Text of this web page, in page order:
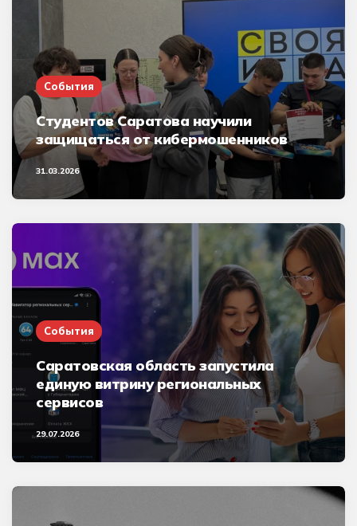
События
Студентов Саратова научили
защищаться от кибермошенников
31.03.2026
События
Саратовская область запустила
единую витрину региональных
сервисов
29.07.2026